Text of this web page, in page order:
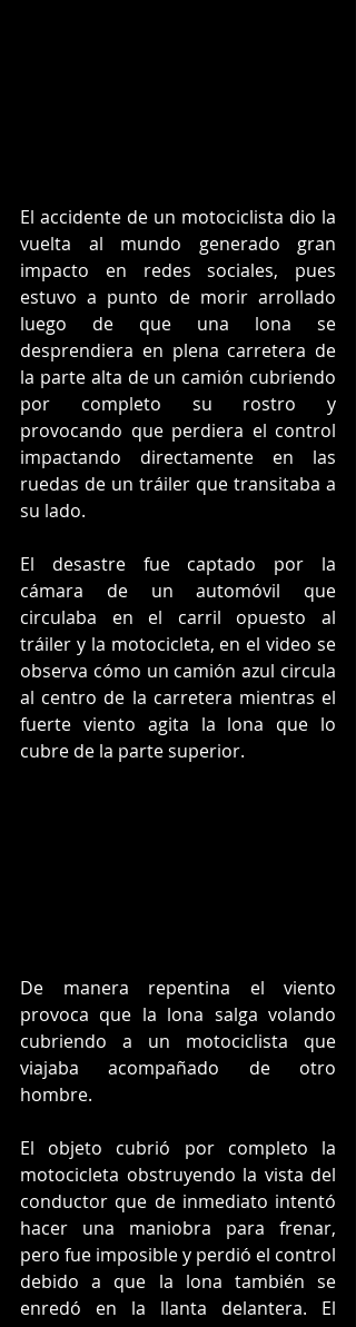
El accidente de un motociclista dio la
vuelta al mundo generado gran
impacto en redes sociales, pues
estuvo a punto de morir arrollado
luego de que una lona se
desprendiera en plena carretera de
la parte alta de un camión cubriendo
por completo su rostro y
provocando que perdiera el control
impactando directamente en las
ruedas de un tráiler que transitaba a
su lado.
El desastre fue captado por la
cámara de un automóvil que
circulaba en el carril opuesto al
tráiler y la motocicleta, en el video se
observa cómo un camión azul circula
al centro de la carretera mientras el
fuerte viento agita la lona que lo
cubre de la parte superior.
De manera repentina el viento
provoca que la lona salga volando
cubriendo a un motociclista que
viajaba acompañado de otro
hombre.
El objeto cubrió por completo la
motocicleta obstruyendo la vista del
conductor que de inmediato intentó
hacer una maniobra para frenar,
pero fue imposible y perdió el control
debido a que la lona también se
enredó en la llanta delantera. El